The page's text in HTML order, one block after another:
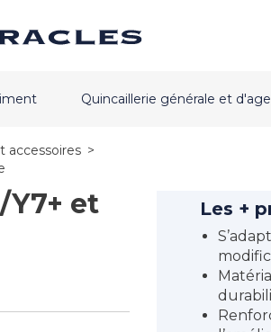
Quincaillerie générale et
accessoires >
et
Les +